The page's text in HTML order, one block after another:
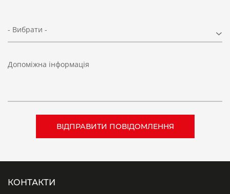
- Вибрати -
Допоміжна інформація
КОНТАКТИ